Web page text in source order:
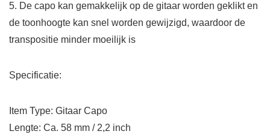
5. De capo kan gemakkelijk op de gitaar worden geklikt en
de toonhoogte kan snel worden gewijzigd, waardoor de
transpositie minder moeilijk is
Specificatie:
Item Type: Gitaar Capo
Lengte: Ca. 58 mm / 2,2 inch